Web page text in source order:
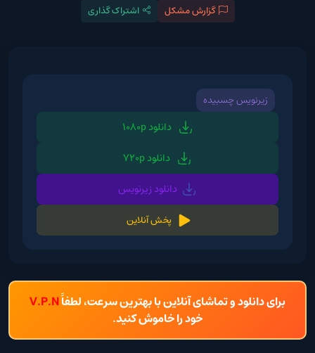
گزارش مشکل
اشتراک گذاری
زیرنویس چسبیده
دانلود 1080p
دانلود 720p
دانلود زیرنویس
پخش آنلاین
برای دانلود و تماشای آنلاین با بهترین سرعت، لطفاًV.P.N
خود را خاموش کنید.